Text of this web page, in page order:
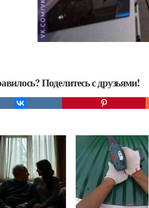
Поделитесь с друзьями!